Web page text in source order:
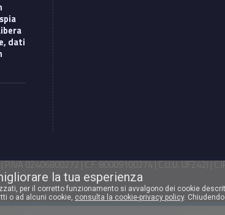
dati
02406800272 | C.F. 80009100274 | C.U.U. UFZ42J |
la tua esperienza
per il corretto funzionamento si avvalgono dei cookie
o ad alcuni cookie, consulta la cookie-privacy policy.